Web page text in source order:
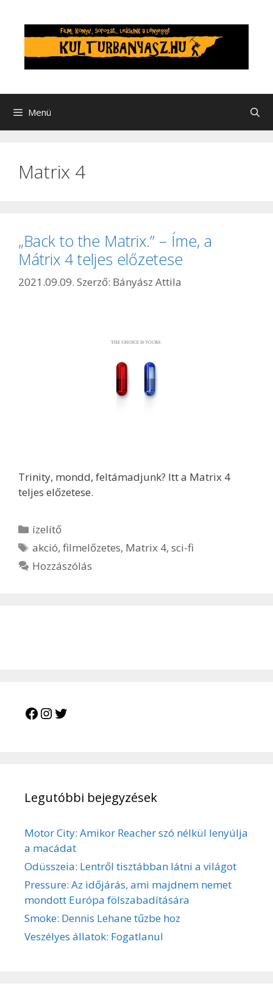
tartalomba
Menü
Matrix 4
„Back to the Matrix.” – Íme, a
Mátrix 4 teljes előzetese
2021.09.09. Szerző: Bányász Attila
Trinity, mondd, feltámadjunk? Itt a Matrix 4
teljes előzetese.
Kategória
ízelítő
Címkék
akció,filmelőzetes, Matrix 4,sci-fi
Hozzászólás
Facebook
Instagram
Legutóbbi bejegyzések
Motor City: Amikor Reacher szó nélkül lenyúlja
a macádat
Odüsszeia: Lentről tisztábban látni a világot
Pressure: Az időjárás, ami majdnem nemet
mondott Európa fölszabadítására
Smoke: Dennis Lehane tűzbe hoz
Veszélyes állatok: Fogatlanul